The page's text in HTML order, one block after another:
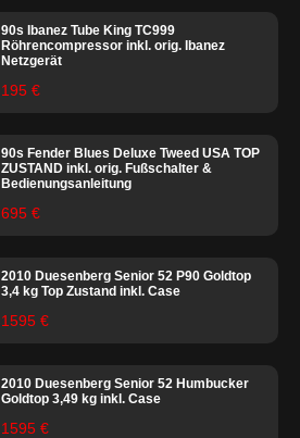
90s Ibanez Tube King TC999
Röhrencompressor inkl. orig. Ibanez
Netzgerät
195 €
90s Fender Blues Deluxe Tweed USA TOP
ZUSTAND inkl. orig. Fußschalter &
Bedienungsanleitung
695 €
2010 Duesenberg Senior 52 P90 Goldtop
3,4 kg Top Zustand inkl. Case
1595 €
2010 Duesenberg Senior 52 Humbucker
Goldtop 3,49 kg inkl. Case
1595 €